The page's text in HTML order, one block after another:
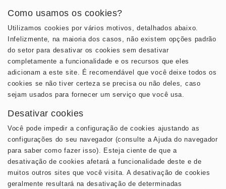
Como usamos os cookies?
Utilizamos cookies por vários motivos, detalhados abaixo.
Infelizmente, na maioria dos casos, não existem opções padrão
do setor para desativar os cookies sem desativar
completamente a funcionalidade e os recursos que eles
adicionam a este site. É recomendável que você deixe todos os
cookies se não tiver certeza se precisa ou não deles, caso
sejam usados ​​para fornecer um serviço que você usa.
Desativar cookies
Você pode impedir a configuração de cookies ajustando as
configurações do seu navegador (consulte a Ajuda do navegador
para saber como fazer isso). Esteja ciente de que a
desativação de cookies afetará a funcionalidade deste e de
muitos outros sites que você visita. A desativação de cookies
geralmente resultará na desativação de determinadas